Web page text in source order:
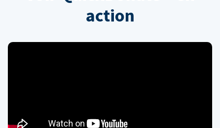
action